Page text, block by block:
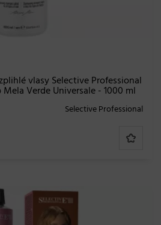
vlasy Selective Professional
Verde Universale - 1000 ml
Selective Professional